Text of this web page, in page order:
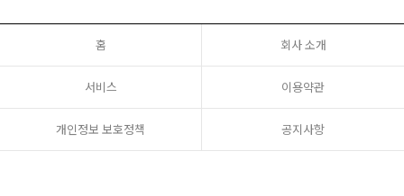
홈 회사 소개
서비스 이용약관
개인정보 보호정책 공지사항